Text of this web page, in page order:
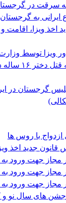
سرقت در
ایرانی به گرجستان
اخذ ویزا، اقامت
ویزا توسط
در گرجستان
گرجستان در
با روس ها
جدید اخذ
مجاز جهت ورود
مجاز جهت ورود
مجاز جهت ورود
جشن های سال نو